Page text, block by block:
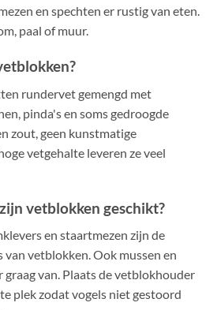
en spechten er rustig van eten.
paal of muur.
rundervet gemengd met
pinda's en soms gedroogde
zout, geen kunstmatige
vetgehalte leveren ze veel
vetblokken geschikt?
en staartmezen zijn de
vetblokken. Ook mussen en
van. Plaats de vetblokhouder
plek zodat vogels niet gestoord